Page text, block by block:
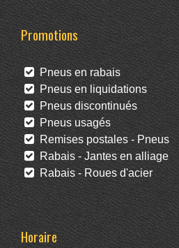
Promotions
Pneus en rabais
Pneus en liquidations
Pneus discontinués
Pneus usagés
Remises postales - Pneus
Rabais - Jantes en alliage
Rabais - Roues d'acier
Horaire